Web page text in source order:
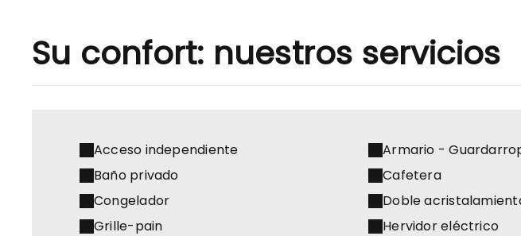
Su confort: nuestros servicios
Acceso independiente Armario -
Baño privado
Cafetera
Congelador
Doble
Grille-pain
Hervidor eléctrico